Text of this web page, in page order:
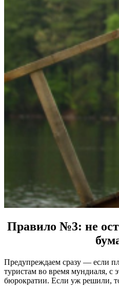
Правило №3: не
Предупреждаем сразу — если
туристам во время мундиаля, с
бюрократии. Если уж решили,